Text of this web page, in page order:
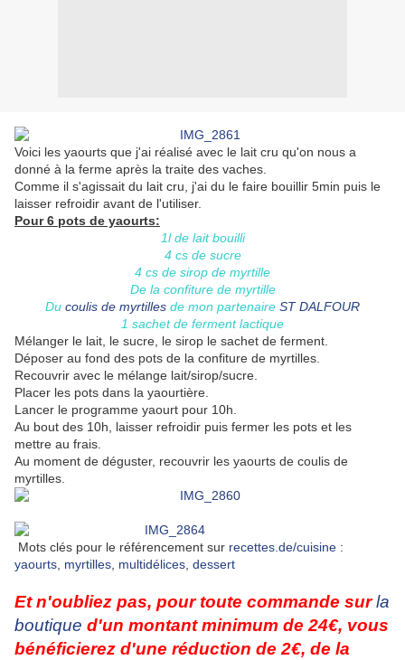
Voici les yaourts que j'ai réalisé avec le lait cru qu'on nous a
donné à la ferme après la traite des vaches.
Comme il s'agissait du lait cru, j'ai du le faire bouillir 5min puis le
laisser refroidir avant de l'utiliser.
Pour 6 pots de yaourts:
1l de lait bouilli
4 cs de sucre
4 cs de sirop de myrtille
De la confiture de myrtille
Du coulis de myrtilles de mon partenaire ST DALFOUR
1 sachet de ferment lactique
Mélanger le lait, le sucre, le sirop le sachet de ferment.
Déposer au fond des pots de la confiture de myrtilles.
Recouvrir avec le mélange lait/sirop/sucre.
Placer les pots dans la yaourtière.
Lancer le programme yaourt pour 10h.
Au bout des 10h, laisser refroidir puis fermer les pots et les
mettre au frais.
Au moment de déguster, recouvrir les yaourts de coulis de
myrtilles.
Mots clés pour le référencement sur recettes.de/cuisine :
yaourts myrtilles multidélices dessert
Et n'oubliez pas, pour toute commande sur la
boutique d'un montant minimum de 24€, vous
bénéficierez d'une réduction de 2€, de la